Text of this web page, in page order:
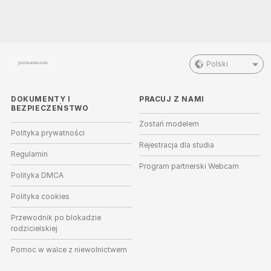
Polski
DOKUMENTY I
BEZPIECZEŃSTWO
Polityka prywatności
Regulamin
Polityka DMCA
Polityka cookies
Przewodnik po blokadzie
rodzicielskiej
Pomoc w walce z niewolnictwem
PRACUJ Z NAMI
Zostań modelem
Rejestracja dla studia
Program partnerski Webcam